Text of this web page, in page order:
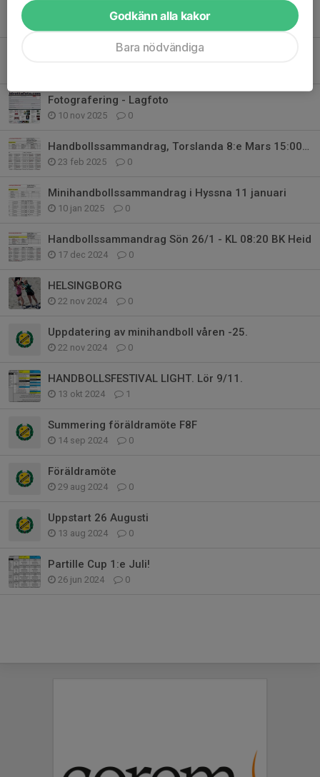
12 apr, 09:00 0
Sammandrag Ulricehamn 30/11
Fotografering - Lagfoto
10 nov 2025 0
Handbollssammandrag, Torslanda 8:e Mars 15:00-19:15
23 feb 2025 0
Minihandbollssammandrag i Hyssna 11 januari
10 jan 2025 0
Handbollssammandrag Sön 26/1 - KL 08:20 BK Heid
17 dec 2024 0
HELSINGBORG
22 nov 2024 0
Uppdatering av minihandboll våren -25.
22 nov 2024 0
HANDBOLLSFESTIVAL LIGHT. Lör 9/11.
13 okt 2024 1
Summering föräldramöte F8F
14 sep 2024 0
Föräldramöte
29 aug 2024 0
Uppstart 26 Augusti
13 aug 2024 0
Partille Cup 1:e Juli!
26 jun 2024 0
Godkänn alla kakor
Bara nödvändiga